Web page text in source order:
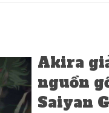
Akira
nguồn
Saiyan